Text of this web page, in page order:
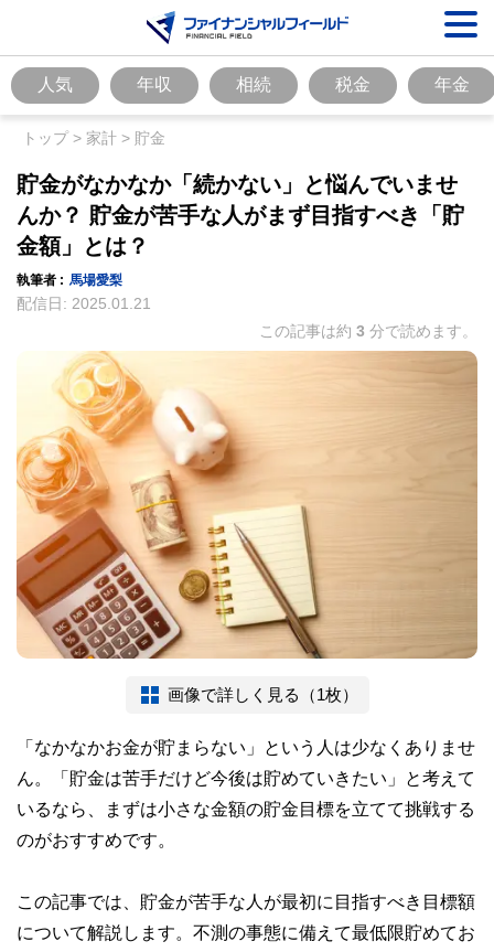
人気 年収 相続 税金 年金
トップ> 家計 > 貯金
貯金がなかなか「続かない」と悩んでいませ
んか？ 貯金が苦手な人がまず目指すべき「貯
金額」とは？
執筆者 : 馬場愛梨
配信日: 2025.01.21
この記事は約 3 分で読めます。
画像で詳しく見る（1枚）
「なかなかお金が貯まらない」という人は少なくありませ
ん。「貯金は苦手だけど今後は貯めていきたい」と考えて
いるなら、まずは小さな金額の貯金目標を立てて挑戦する
のがおすすめです。
この記事では、貯金が苦手な人が最初に目指すべき目標額
について解説します。不測の事態に備えて最低限貯めてお